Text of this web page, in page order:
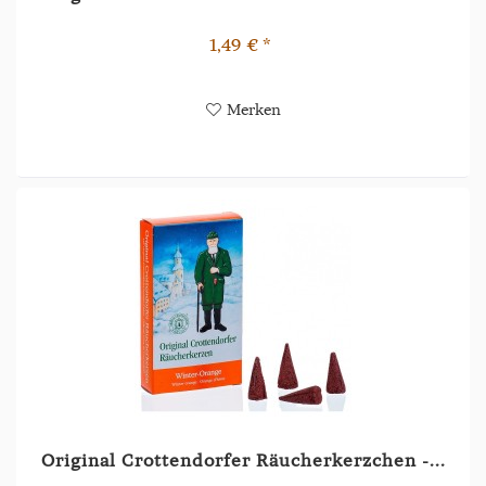
1,49 € *
Merken
Original Crottendorfer Räucherkerzchen -...